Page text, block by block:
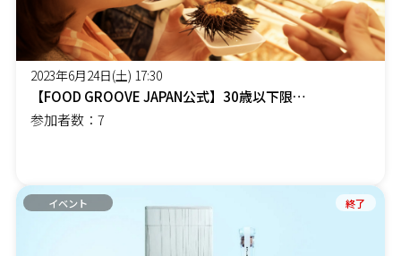
2023年6月24日(土) 17:30
【FOOD GROOVE JAPAN公式】30歳以下限定イベント 新たな活動を共に盛り上げる会
参加者数：7
イベント 終了